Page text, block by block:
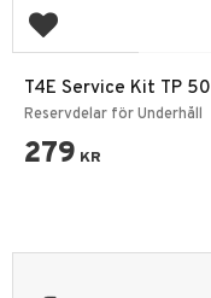
Add to favorites
T4E Service Kit TP 50
Gen2 7,5J
Reservdelar för Underhåll
279 KR